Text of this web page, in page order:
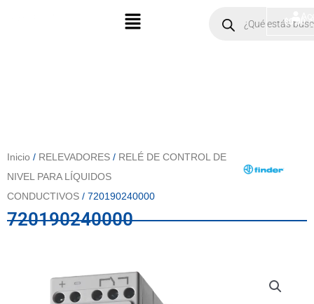
Menú
search
$0.00
Inicio / RELEVADORES / RELÉ DE CONTROL DE
NIVEL PARA LÍQUIDOS
CONDUCTIVOS / 720190240000
720190240000